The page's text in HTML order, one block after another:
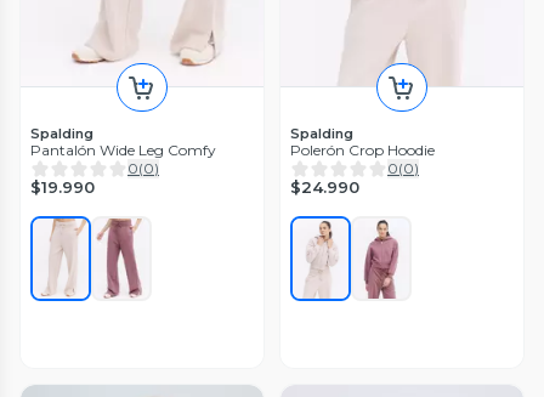
Spalding
Pantalón Wide Leg Comfy
0(0)
$19.990
Spalding
Polerón Crop Hoodie
0(0)
$24.990